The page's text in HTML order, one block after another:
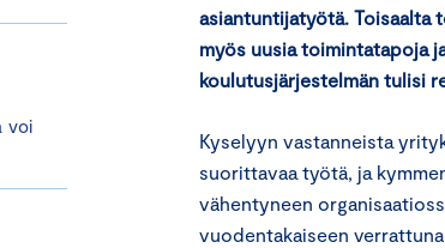
voi
asiantuntijatyötä. Toisaalta
myös uusia toimintatapoja
koulutusjärjestelmän tulisi
Kyselyyn vastanneista
suorittavaa työtä, ja
vähentyneen
vuodentakaiseen